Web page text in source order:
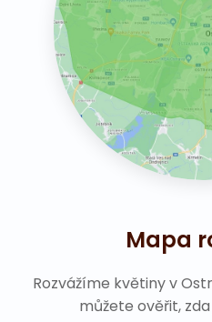
Mapa
Rozvážíme květiny v
můžete ověřit,